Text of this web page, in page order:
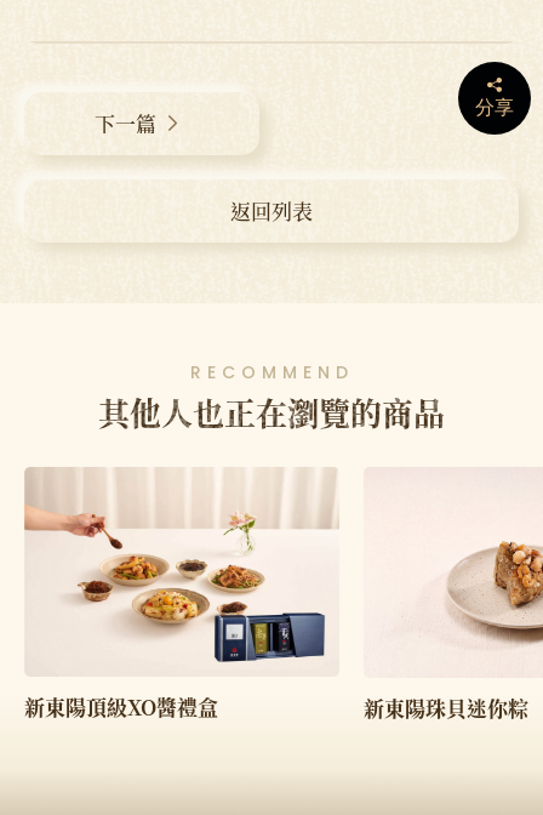
分享
返回列表
下一篇
RECOMMEND
其他人也正在瀏覽的商品
新東陽頂級XO醬禮盒 新東陽珠貝迷你粽